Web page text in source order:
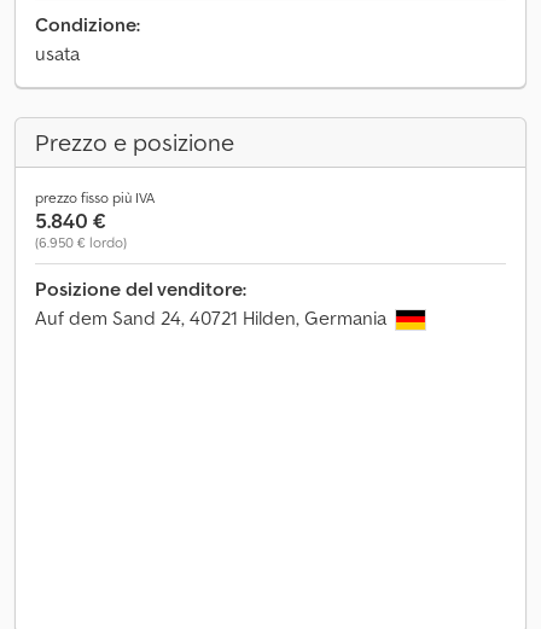
Condizione:
usata
Prezzo e posizione
prezzo fisso più IVA
5.840 €
(6.950 € lordo)
Posizione del venditore:
Auf dem Sand 24, 40721 Hilden, Germania